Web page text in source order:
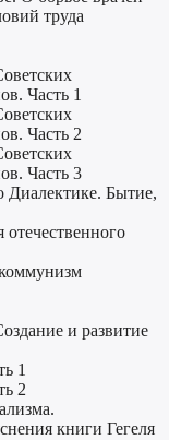
труда
Часть 1
Часть 2
Часть 3
Бытие,
отечественного
и развитие
1
2
книги Гегеля